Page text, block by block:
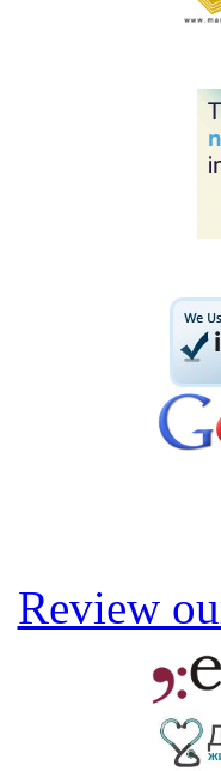
Review